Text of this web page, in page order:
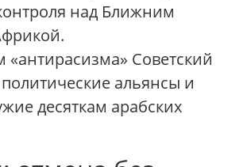
над Ближним
«антирасизма» Советский
альянсы и
десяткам арабских